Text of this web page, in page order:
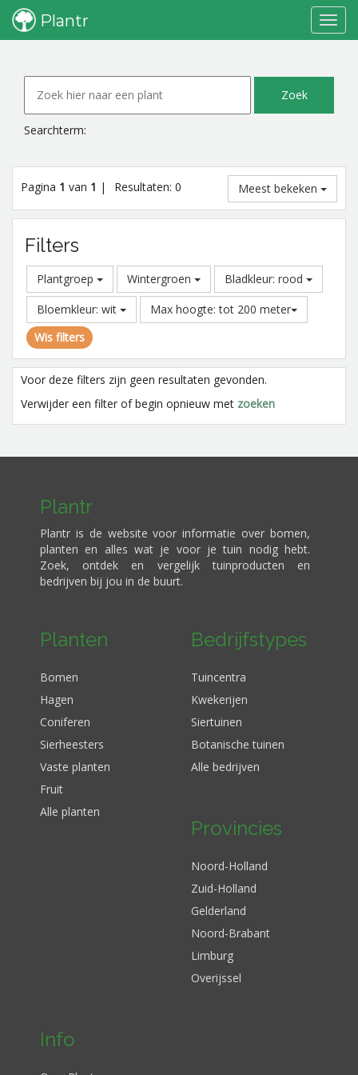
Plantr
Searchterm:
Pagina 1 van 1 | Resultaten: 0 Meest bekeken
Filters
Plantgroep Wintergroen
Bladkleur: rood
Bloemkleur: wit
Max hoogte: tot 200 meter
Wis filters
Voor deze filters zijn geen resultaten gevonden.
Verwijder een filter of begin opnieuw met zoeken
Plantr
Plantr is de website voor informatie over bomen,
planten en alles wat je voor je tuin nodig hebt.
Zoek, ontdek en vergelijk tuinproducten en
bedrijven bij jou in de buurt.
Planten
Bomen
Hagen
Coniferen
Sierheesters
Vaste planten
Fruit
Alle planten
Bedrijfstypes
Tuincentra
Kwekerijen
Siertuinen
Botanische tuinen
Alle bedrijven
Provincies
Noord-Holland
Zuid-Holland
Gelderland
Noord-Brabant
Limburg
Overijssel
Info